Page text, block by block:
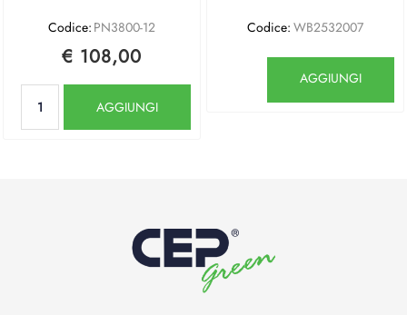
Codice: PN3800-12
€ 108,00
AGGIUNGI
Codice: WB2532007
AGGIUNGI